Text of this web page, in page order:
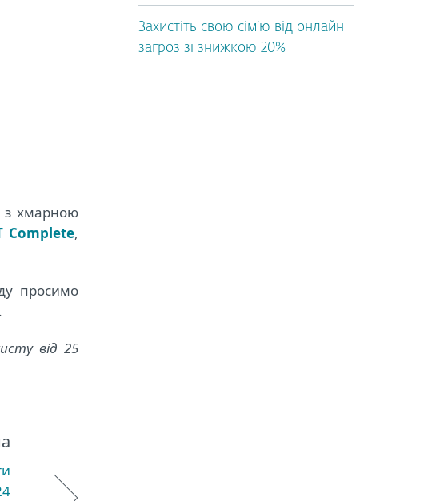
з хмарною
Complete,
просимо
.
від 25
Захистіть свою сім’ю від онлайн-
загроз зі знижкою 20%